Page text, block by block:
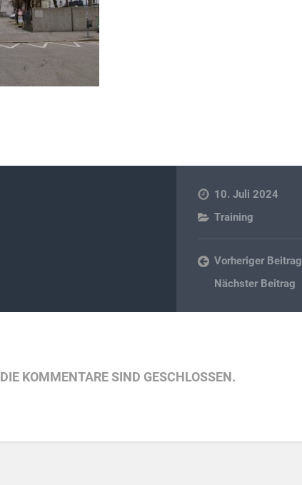
10. Juli 2024
Training
Vorheriger Beitrag
Nächster Beitrag
DIE KOMMENTARE SIND GESCHLOSSEN.